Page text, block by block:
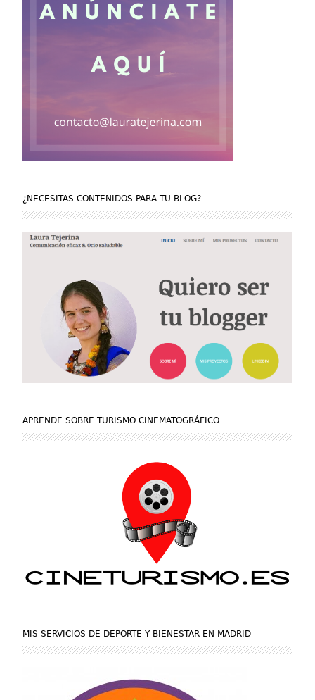
¿NECESITAS CONTENIDOS PARA TU BLOG?
APRENDE SOBRE TURISMO CINEMATOGRÁFICO
MIS SERVICIOS DE DEPORTE Y BIENESTAR EN MADRID